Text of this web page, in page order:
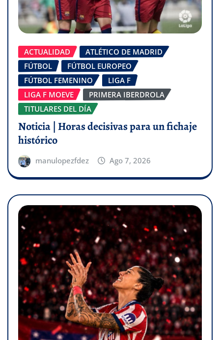
ACTUALIDAD
ATLÉTICO DE MADRID
FÚTBOL
FÚTBOL EUROPEO
FÚTBOL FEMENINO
LIGA F
LIGA F MOEVE
PRIMERA IBERDROLA
TITULARES DEL DÍA
Noticia | Horas decisivas para un fichaje
histórico
manulopezfdez Ago 7, 2026